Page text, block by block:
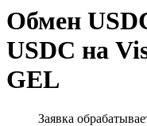
Обмен
USDC на
GEL
Заявка